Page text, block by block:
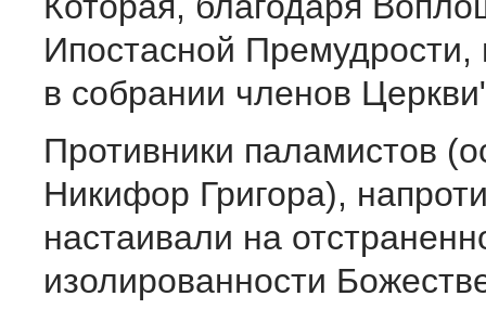
Ипостасной Премудрости,
в собрании членов
Противники паламистов
Никифор Григора),
настаивали на
изолированности